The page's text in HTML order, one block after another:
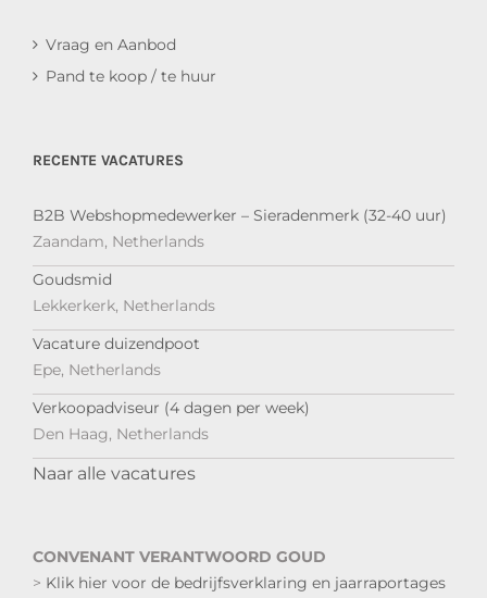
Vraag en Aanbod
Pand te koop / te huur
RECENTE VACATURES
B2B Webshopmedewerker – Sieradenmerk (32-40 uur)
Zaandam, Netherlands
Goudsmid
Lekkerkerk, Netherlands
Vacature duizendpoot
Epe, Netherlands
Verkoopadviseur (4 dagen per week)
Den Haag, Netherlands
Naar alle vacatures
CONVENANT VERANTWOORD GOUD
> Klik hier voor de bedrijfsverklaring en jaarraportages